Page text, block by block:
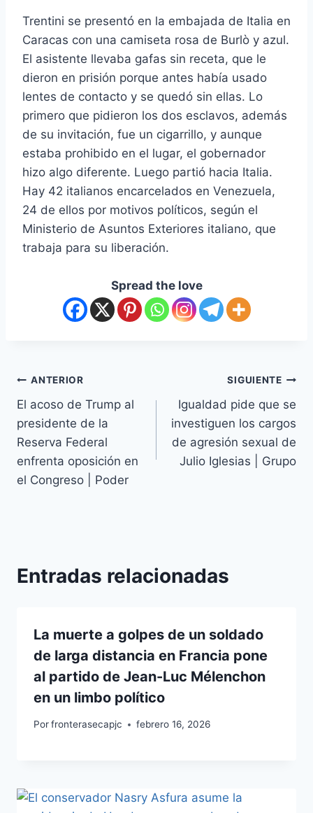
Trentini se presentó en la embajada de Italia en
Caracas con una camiseta rosa de Burlò y azul.
El asistente llevaba gafas sin receta, que le
dieron en prisión porque antes había usado
lentes de contacto y se quedó sin ellas. Lo
primero que pidieron los dos esclavos, además
de su invitación, fue un cigarrillo, y aunque
estaba prohibido en el lugar, el gobernador
hizo algo diferente. Luego partió hacia Italia.
Hay 42 italianos encarcelados en Venezuela,
24 de ellos por motivos políticos, según el
Ministerio de Asuntos Exteriores italiano, que
trabaja para su liberación.
Spread the love
ANTERIOR
El acoso de Trump al
presidente de la
Reserva Federal
enfrenta oposición en
el Congreso | Poder
SIGUIENTE
Igualdad pide que se
investiguen los cargos
de agresión sexual de
Julio Iglesias | Grupo
Entradas relacionadas
La muerte a golpes de un soldado
de larga distancia en Francia pone
al partido de Jean-Luc Mélenchon
en un limbo político
Porfronterasecapjc febrero 16, 2026